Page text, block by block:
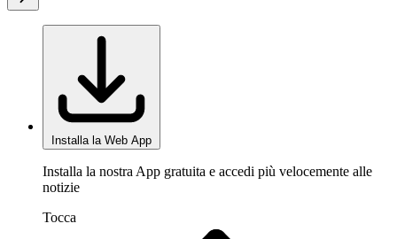
Installa la Web App
Installa la nostra App gratuita e accedi più velocemente alle
notizie
Tocca